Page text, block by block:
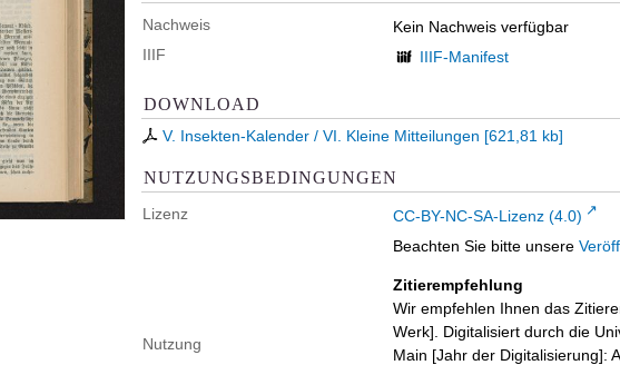
Nachweis
Kein Nachweis verfügbar
IIIF
IIIF-Manifest
DOWNLOAD
V. Insekten-Kalender / VI. Kleine Mitteilungen [621,81 kb]
NUTZUNGSBEDINGUNGEN
Lizenz CC-BY-NC-SA-Lizenz (4.0)
Nutzung
Beachten Sie bitte unsere
Zitierempfehlung
Wir empfehlen Ihnen das
Werk]. Digitalisiert durch die
Main [Jahr der Digitalisierung]: